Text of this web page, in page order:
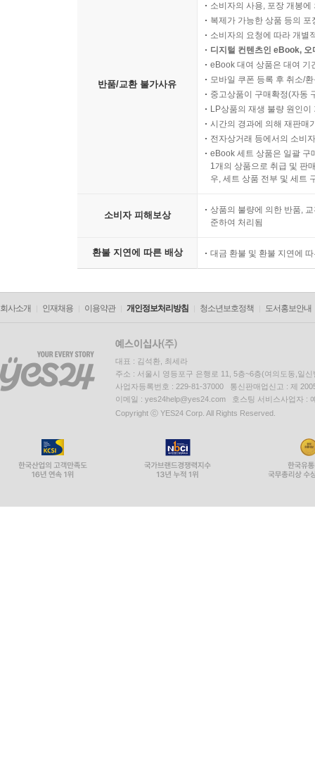
반품/교환 불가사유
소비자의 사용, 포장 개봉
복제가 가능한 상품 등의
소비자의 요청에 따라 개별
디지털 컨텐츠인 eBook,
eBook 대여 상품은 대여 기
모바일 쿠폰 등록 후 취소/
중고상품이 구매확정(자동
LP상품의 재생 불량 원인
시간의 경과에 의해 재판매
전자상거래 등에서의 소비
eBook 세트 상품은 일괄 구
1개의 상품으로 취급 및 판
우, 세트 상품 전부 및 세트
소비자 피해보상
상품의 불량에 의한 반품,
준하여 처리됨
환불 지연에 따른 배상 대금 환불 및 환불 지연에
회사소개 인재채용 이용약관 개인정보처리방침 청소년보호정책 도서홍보안내
대표 : 김석환, 최세라
주소 : 서울시 영등포구 은행로 11, 5층~6층(여의도동,일신
사업자등록번호 : 229-81-37000 통신판매업신고 : 제
이메일 : yes24help@yes24.com 호스팅 서비스사업자 :
Copyright ⓒ YES24 Corp. All Rights Reserved.